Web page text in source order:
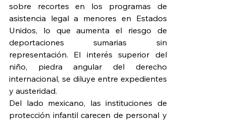
sobre recortes en los programas de
asistencia legal a menores en Estados
Unidos, lo que aumenta el riesgo de
deportaciones sumarias sin
representación. El interés superior del
niño, piedra angular del derecho
internacional, se diluye entre expedientes
y austeridad.
Del lado mexicano, las instituciones de
protección infantil carecen de personal y